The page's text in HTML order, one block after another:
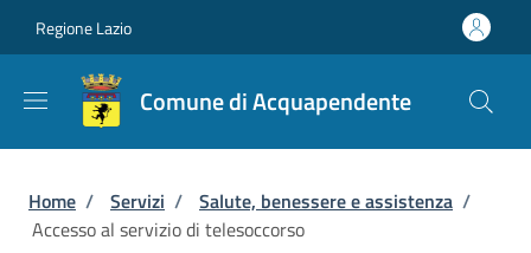
Regione Lazio
Comune di Acquapendente
Briciole di pane
Home / Servizi / Salute, benessere e assistenza /
Accesso al servizio di telesoccorso